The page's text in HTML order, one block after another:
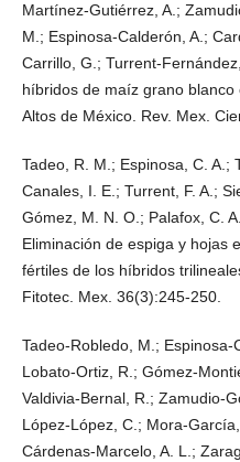
Martínez-Gutiérrez, A.;
M.; Espinosa-Calderón, A.;
Carrillo, G.; Turrent-
híbridos de maíz grano
Altos de México. Rev. Mex.
Tadeo, R. M.; Espinosa, C. A.;
Canales, I. E.; Turrent, F. A.;
Gómez, M. N. O.; Palafox, C.
Eliminación de espiga y hojas
fértiles de los híbridos
Fitotec. Mex. 36(3):245-250.
Tadeo-Robledo, M.;
Lobato-Ortiz, R.; Gómez-
Valdivia-Bernal, R.; Zamudio-
López-López, C.; Mora-
Cárdenas-Marcelo, A. L.;